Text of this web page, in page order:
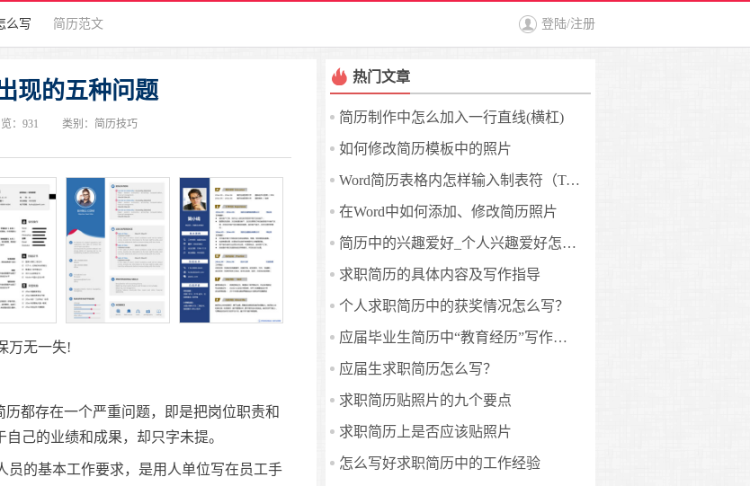
么写 简历范文 登陆/注册
现的五种问题
： 931 类别： 简历技巧
万无一失!
都存在一个严重问题，即是把岗位职责和
自己的业绩和成果，却只字未提。
的基本工作要求，是用人单位写在员工手
热门文章
简历制作中怎么加入一行直线(横杠)
如何修改简历模板中的照片
Word简历表格内怎样输入制表符（Tab键）？
在Word中如何添加、修改简历照片
简历中的兴趣爱好_个人兴趣爱好怎么写?
求职简历的具体内容及写作指导
个人求职简历中的获奖情况怎么写？
应届毕业生简历中“教育经历”写作指南
应届生求职简历怎么写？
求职简历贴照片的九个要点
求职简历上是否应该贴照片
怎么写好求职简历中的工作经验